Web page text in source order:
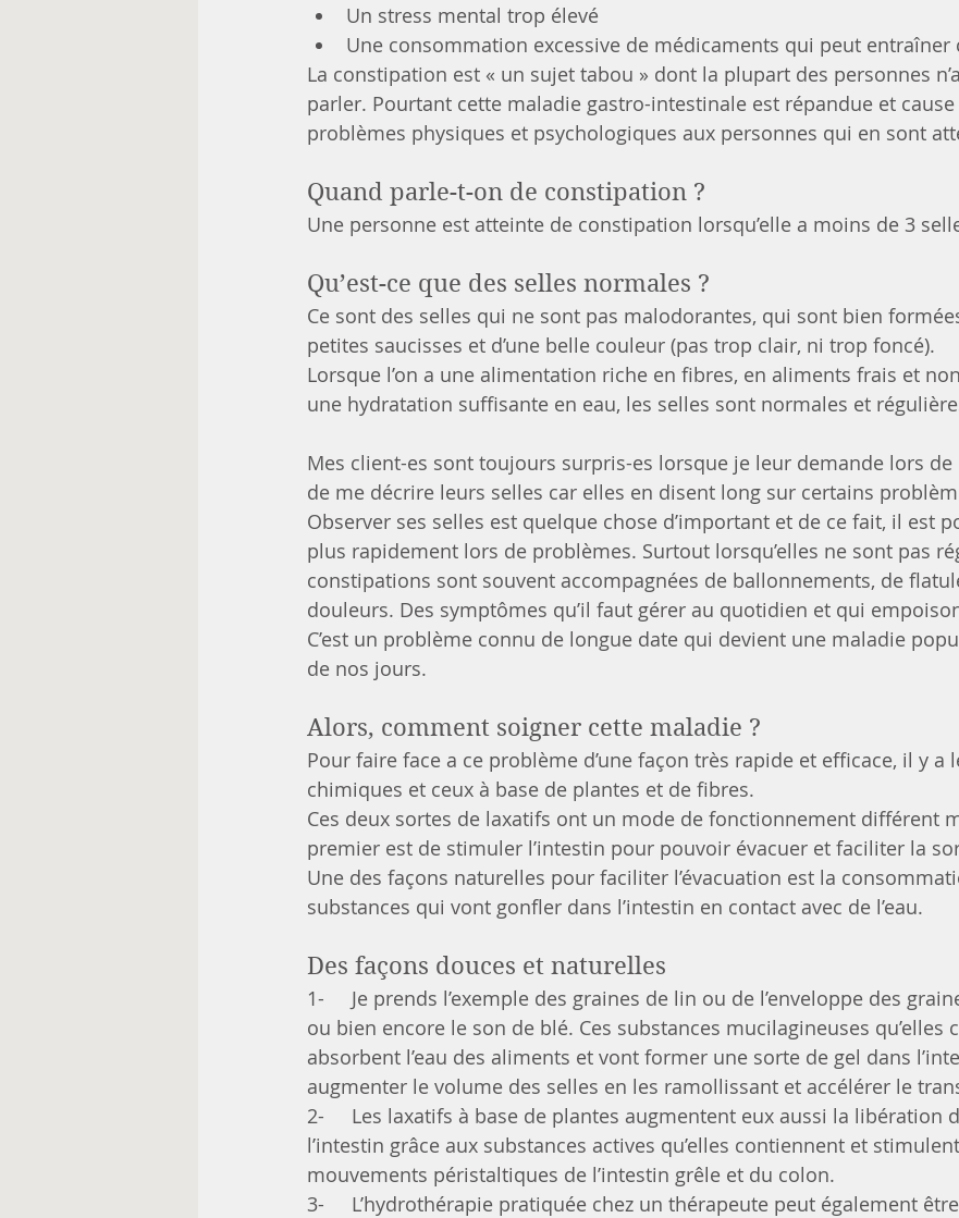
Un stress mental trop élevé
Une consommation excessive de médicaments qui peut entraîner
La constipation est « un sujet tabou » dont la plupart des personnes
parler. Pourtant cette maladie gastro-intestinale est répandue et cause
problèmes physiques et psychologiques aux personnes qui en sont
Quand parle-t-on de constipation ?
Une personne est atteinte de constipation lorsqu’elle a moins de 3
Qu’est-ce que des selles normales ?
Ce sont des selles qui ne sont pas malodorantes, qui sont bien
petites saucisses et d’une belle couleur (pas trop clair, ni trop foncé).
Lorsque l’on a une alimentation riche en fibres, en aliments frais et
une hydratation suffisante en eau, les selles sont normales et
Mes client-es sont toujours surpris-es lorsque je leur demande lors
de me décrire leurs selles car elles en disent long sur certains
Observer ses selles est quelque chose d’important et de ce fait, il est
plus rapidement lors de problèmes. Surtout lorsqu’elles ne sont pas
constipations sont souvent accompagnées de ballonnements, de
douleurs. Des symptômes qu’il faut gérer au quotidien et qui
C’est un problème connu de longue date qui devient une maladie
de nos jours.
Alors, comment soigner cette maladie ?
Pour faire face a ce problème d’une façon très rapide et efficace, il y a
chimiques et ceux à base de plantes et de fibres.
Ces deux sortes de laxatifs ont un mode de fonctionnement différent
premier est de stimuler l’intestin pour pouvoir évacuer et faciliter la
Une des façons naturelles pour faciliter l’évacuation est la
substances qui vont gonfler dans l’intestin en contact avec de l’eau.
Des façons douces et naturelles
1-     Je prends l’exemple des graines de lin ou de l’enveloppe des
ou bien encore le son de blé. Ces substances mucilagineuses qu’elles
absorbent l’eau des aliments et vont former une sorte de gel dans
augmenter le volume des selles en les ramollissant et accélérer le
2-     Les laxatifs à base de plantes augmentent eux aussi la libération
l’intestin grâce aux substances actives qu’elles contiennent et
mouvements péristaltiques de l’intestin grêle et du colon.
3-     L’hydrothérapie pratiquée chez un thérapeute peut également